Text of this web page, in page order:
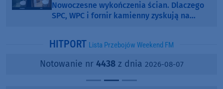
Nowoczesne wykończenia ścian. Dlaczego
SPC, WPC i fornir kamienny zyskują na
HITPORT Lista Przebojów Weekend FM
Notowanie nr 4438z dnia 2026-08-07